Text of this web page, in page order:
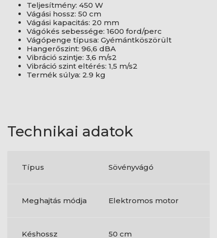
Teljesítmény: 450 W
Vágási hossz: 50 cm
Vágási kapacitás: 20 mm
Vágókés sebessége: 1600 ford/perc
Vágópenge típusa: Gyémántköszörült
Hangerőszint: 96,6 dBA
Vibráció szintje: 3,6 m/s2
Vibráció szint eltérés: 1,5 m/s2
Termék súlya: 2.9 kg
Technikai adatok
Típus Sövényvágó
Meghajtás módja Elektromos motor
Késhossz 50 cm